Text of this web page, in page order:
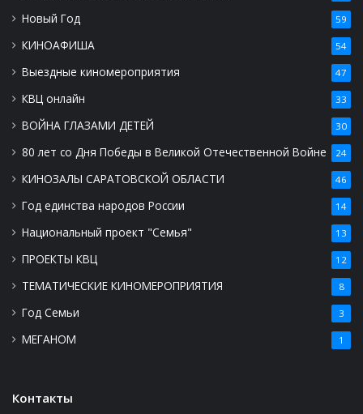
Новый Год 59
КИНОАФИША 54
Выездные киномероприятия 47
КВЦ онлайн 33
ВОЙНА ГЛАЗАМИ ДЕТЕЙ 30
80 лет со Дня Победы в Великой Отечественной Войне 24
КИНОЗАЛЫ САРАТОВСКОЙ ОБЛАСТИ 46
Год единства народов России 14
Национальный проект "Семья" 13
ПРОЕКТЫ КВЦ 12
ТЕМАТИЧЕСКИЕ КИНОМЕРОПРИЯТИЯ 8
Год Семьи 3
МЕГАНОМ 1
Контакты